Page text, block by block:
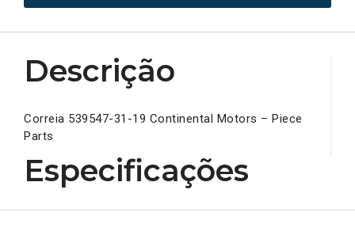
Descrição
Correia 539547-31-19 Continental Motors – Piece
Parts
Especificações